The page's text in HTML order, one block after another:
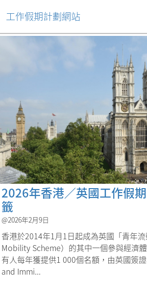
工作假期計劃網站
2026年香港／英國工作假
籤
@2026年2月9日
香港於2014年1月1日起成為英國「青年
Mobility Scheme）的其中一個參與經濟
有人每年獲提供1 000個名額，由英國簽
and Immi...